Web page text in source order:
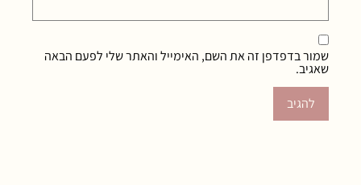
שמור בדפדפן זה את השם, האימייל והאתר שלי לפעם הבאה
שאגיב.